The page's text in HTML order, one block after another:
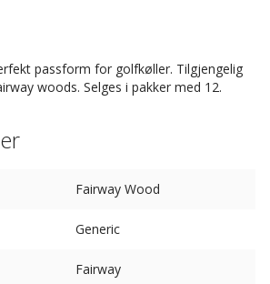
passform for golfkøller. Tilgjengelig
woods. Selges i pakker med 12.
Fairway Wood
Generic
Fairway